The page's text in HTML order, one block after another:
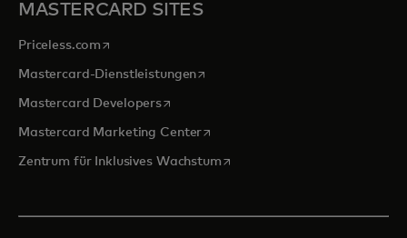
MASTERCARD SITES
Priceless.com wird in einer neuen Registerkarte geöffnet
Mastercard-Dienstleistungenwird in einer neuen Registerkarte
Mastercard Developerswird in einer neuen Registerkarte
Mastercard Marketing Centerwird in einer neuen
Zentrum für Inklusives Wachstumwird in einer neuen